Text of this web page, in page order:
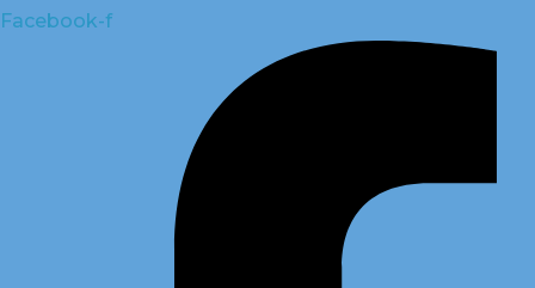
Facebook-f